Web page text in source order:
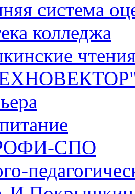
система
колледжа
СПО